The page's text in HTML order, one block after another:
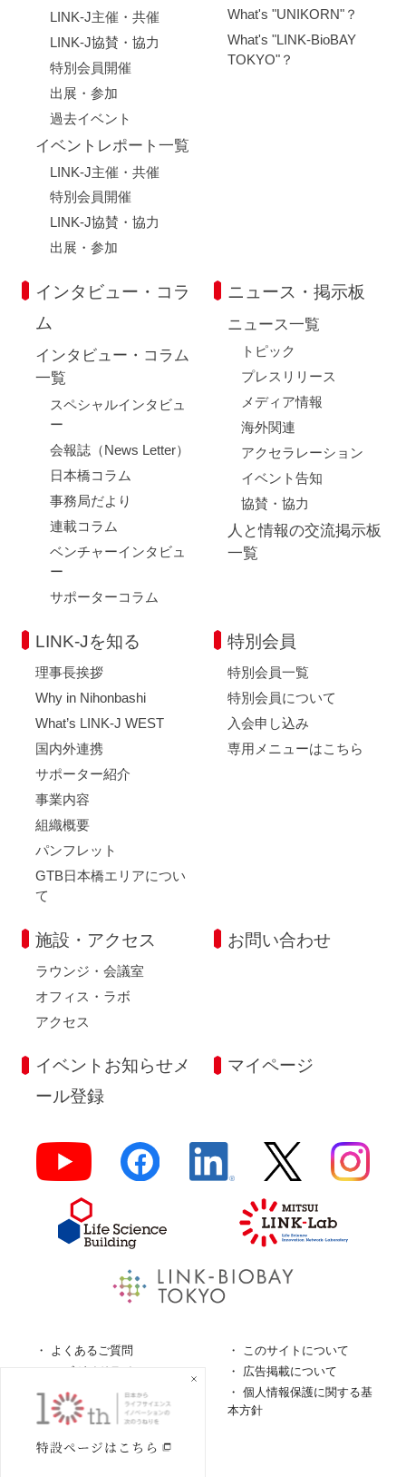
LINK-J主催・共催
LINK-J協賛・協力
特別会員開催
出展・参加
過去イベント
イベントレポート一覧
LINK-J主催・共催
特別会員開催
LINK-J協賛・協力
出展・参加
What's "UNIKORN"？
What's "LINK-BioBAY
TOKYO"？
インタビュー・コラ
ム
インタビュー・コラム
一覧
スペシャルインタビュ
ー
会報誌（News Letter）
日本橋コラム
事務局だより
連載コラム
ベンチャーインタビュ
ー
サポーターコラム
ニュース・掲示板
ニュース一覧
トピック
プレスリリース
メディア情報
海外関連
アクセラレーション
イベント告知
協賛・協力
人と情報の交流掲示板
一覧
LINK-Jを知る
理事長挨拶
Why in Nihonbashi
What’s LINK-J WEST
国内外連携
サポーター紹介
事業内容
組織概要
パンフレット
GTB日本橋エリアについ
て
特別会員
特別会員一覧
特別会員について
入会申し込み
専用メニューはこちら
施設・アクセス
ラウンジ・会議室
オフィス・ラボ
アクセス
お問い合わせ
イベントお知らせメ
ール登録
マイページ
よくあるご質問
このサイトについて
ロゴガイドライン
広告掲載について
特定商取引法に基づく表
個人情報保護に関する基
本方針